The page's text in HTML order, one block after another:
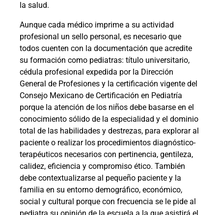
la salud.
Aunque cada médico imprime a su actividad
profesional un sello personal, es necesario que
todos cuenten con la documentación que acredite
su formación como pediatras: título universitario,
cédula profesional expedida por la Dirección
General de Profesiones y la certificación vigente del
Consejo Mexicano de Certificación en Pediatría
porque la atención de los niños debe basarse en el
conocimiento sólido de la especialidad y el dominio
total de las habilidades y destrezas, para explorar al
paciente o realizar los procedimientos diagnóstico-
terapéuticos necesarios con pertinencia, gentileza,
calidez, eficiencia y compromiso ético. También
debe contextualizarse al pequeño paciente y la
familia en su entorno demográfico, económico,
social y cultural porque con frecuencia se le pide al